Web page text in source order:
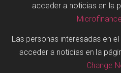
acceder a noticias en la
Las personas interesadas en
acceder a noticias en la
Change